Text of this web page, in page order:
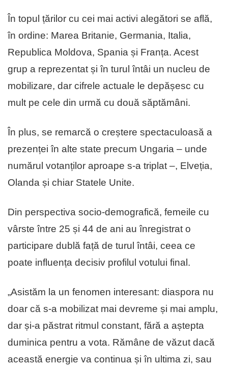
În topul țărilor cu cei mai activi alegători se află,
în ordine: Marea Britanie, Germania, Italia,
Republica Moldova, Spania și Franța. Acest
grup a reprezentat și în turul întâi un nucleu de
mobilizare, dar cifrele actuale le depășesc cu
mult pe cele din urmă cu două săptămâni.
În plus, se remarcă o creștere spectaculoasă a
prezenței în alte state precum Ungaria – unde
numărul votanților aproape s-a triplat –, Elveția,
Olanda și chiar Statele Unite.
Din perspectiva socio-demografică, femeile cu
vârste între 25 și 44 de ani au înregistrat o
participare dublă față de turul întâi, ceea ce
poate influența decisiv profilul votului final.
„Asistăm la un fenomen interesant: diaspora nu
doar că s-a mobilizat mai devreme și mai amplu,
dar și-a păstrat ritmul constant, fără a aștepta
duminica pentru a vota. Rămâne de văzut dacă
această energie va continua și în ultima zi, sau